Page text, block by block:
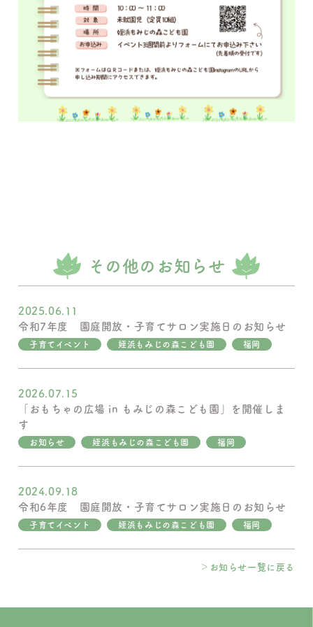
その他のお知らせ
令和7年度 園庭開放・子育てサロン実施日のお知らせ
2025.06.11
子育てイベント 姪浜もみじの森こども園 福岡
「おもちゃの広場 in もみじの森こども園」を開催しま
す
2026.07.15
お知らせ 姪浜もみじの森こども園 福岡
令和6年度 園庭開放・子育てサロン実施日のお知らせ
2024.09.18
子育てイベント 姪浜もみじの森こども園 福岡
お知らせ一覧に戻る